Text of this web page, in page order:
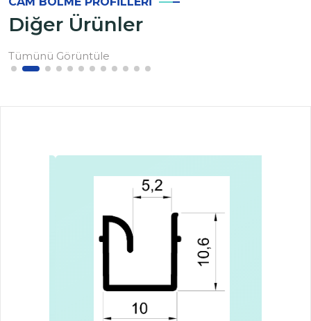
Diğer Ürünler
Tümünü Görüntüle